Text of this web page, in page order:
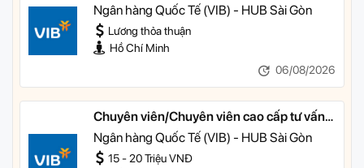
nhân
Ngân hàng Quốc Tế (VIB) - HUB Sài Gòn
Lương thỏa thuận
Hồ Chí Minh
06/08/2026
Chuyên viên/Chuyên viên cao cấp tư vấn
tài chính cá nhân
Ngân hàng Quốc Tế (VIB) - HUB Sài Gòn
15 - 20 Triệu VNĐ